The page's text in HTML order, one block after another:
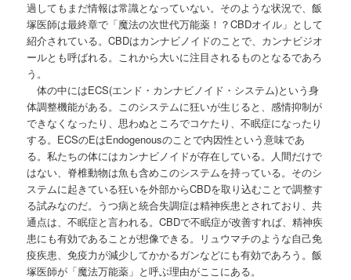
過してもまだ情報は常識となっていない。そのような状況で、飯
塚医師は最終章で「魔法の次世代万能薬！？CBDオイル」として
紹介されている。CBDはカンナビノイドのことで、カンナビジオ
ールとも呼ばれる。これから大いに注目されるものとなるであろ
う。
体の中にはECS(エンド・カンナビノイド・システム)という身
体調整機能がある。このシステムに狂いが生じると、感情抑制が
できなくなったり、思わぬところでコケたり、不眠症になったり
する。ECSのEはEndogenousのことで内因性という意味であ
る。私たちの体にはカンナビノイドが存在している。人間だけで
はない、脊椎動物は魚も含めこのシステムを持っている。そのシ
ステムに起きている狂いを外部からCBDを取り込むことで調整す
る試みなのだ。うつ病と統合失調症は精神疾患とされており、共
通点は、不眠症と言われる。CBDで不眠症が改善すれば、精神疾
患にも有効であることが想像できる。リュウマチのような自己免
疫疾患、免疫力が減少してかかるガンなどにも有効であろう。飯
塚医師が「魔法万能薬」と呼ぶ理由がここにある。